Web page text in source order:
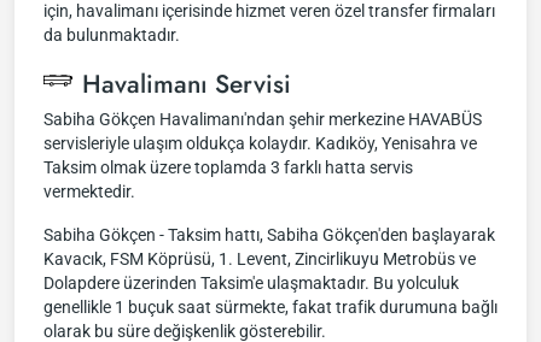
için, havalimanı içerisinde hizmet veren özel transfer firmaları
da bulunmaktadır.
Havalimanı Servisi
Sabiha Gökçen Havalimanı'ndan şehir merkezine HAVABÜS
servisleriyle ulaşım oldukça kolaydır. Kadıköy, Yenisahra ve
Taksim olmak üzere toplamda 3 farklı hatta servis
vermektedir.
Sabiha Gökçen - Taksim hattı, Sabiha Gökçen'den başlayarak
Kavacık, FSM Köprüsü, 1. Levent, Zincirlikuyu Metrobüs ve
Dolapdere üzerinden Taksim'e ulaşmaktadır. Bu yolculuk
genellikle 1 buçuk saat sürmekte, fakat trafik durumuna bağlı
olarak bu süre değişkenlik gösterebilir.